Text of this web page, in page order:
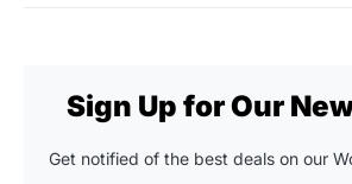
Sign Up for Our
Get notified of the best deals on our